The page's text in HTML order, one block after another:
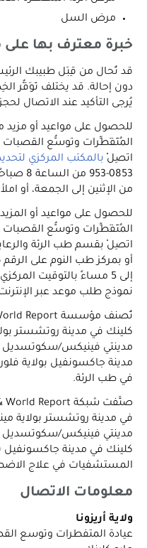
مرض السل
خبرة معترف بها على
قد تُحال من قِبَل طبيبك
يُرجى التأكيد عند الاتصال
للحصول على مواعيد أو مزيد
اتصِلْ بالمكتب المركزي
من الإثنين إلى الجمعة، أو
للحصول على مواعيد أو
إلى 5 مساءً بالتوقيت
نموذج طلب موعد عبر
كلينك في مدينة روتشستر
مدينتي فينيكس/سكوتسديل
مدينة جاكسونفيل بولاية
في طب الرئة.
في مدينة روتشستر بولاية
مدينتي فينيكس/سكوتسديل
كلينك في مدينة جاكسونفيل
المستشفيات في علاج
معلومات الاتصال
ولاية أريزونا
عيادة المتفطرات وتوسع